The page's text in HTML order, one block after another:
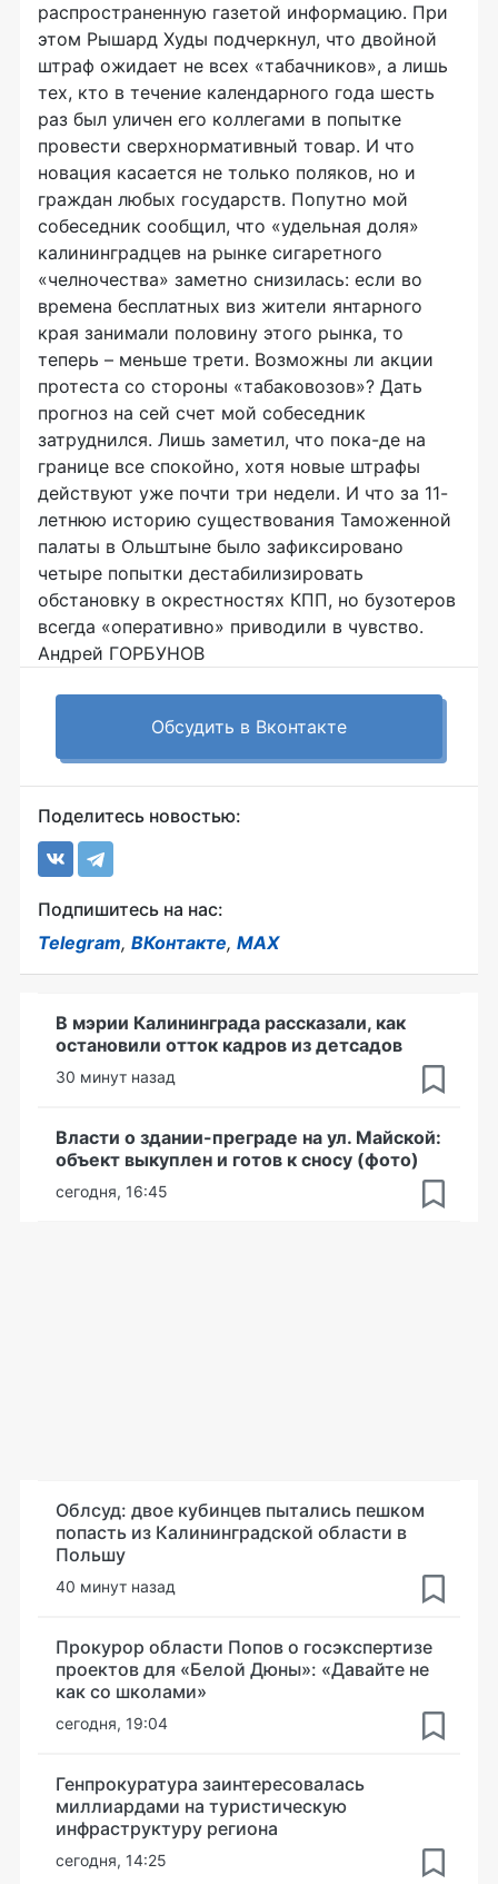
распространенную газетой информацию. При
этом Рышард Худы подчеркнул, что двойной
штраф ожидает не всех «табачников», а лишь
тех, кто в течение календарного года шесть
раз был уличен его коллегами в попытке
провести сверхнормативный товар. И что
новация касается не только поляков, но и
граждан любых государств. Попутно мой
собеседник сообщил, что «удельная доля»
калининградцев на рынке сигаретного
«челночества» заметно снизилась: если во
времена бесплатных виз жители янтарного
края занимали половину этого рынка, то
теперь – меньше трети. Возможны ли акции
протеста со стороны «табаковозов»? Дать
прогноз на сей счет мой собеседник
затруднился. Лишь заметил, что пока-де на
границе все спокойно, хотя новые штрафы
действуют уже почти три недели. И что за 11-
летнюю историю существования Таможенной
палаты в Ольштыне было зафиксировано
четыре попытки дестабилизировать
обстановку в окрестностях КПП, но бузотеров
всегда «оперативно» приводили в чувство.
Андрей ГОРБУНОВ
Обсудить в Вконтакте
Поделитесь новостью:
Подпишитесь на нас:
Telegram, ВКонтакте, MAX
В мэрии Калининграда рассказали, как
остановили отток кадров из детсадов
30 минут назад
Власти о здании-преграде на ул. Майской:
объект выкуплен и готов к сносу (фото)
сегодня, 16:45
Облсуд: двое кубинцев пытались пешком
попасть из Калининградской области в
Польшу
40 минут назад
Прокурор области Попов о госэкспертизе
проектов для «Белой Дюны»: «Давайте не
как со школами»
сегодня, 19:04
Генпрокуратура заинтересовалась
миллиардами на туристическую
инфраструктуру региона
сегодня, 14:25